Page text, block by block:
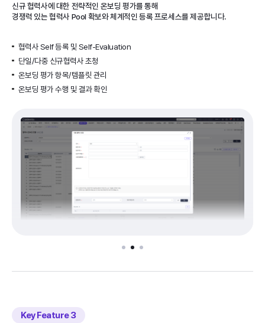
신규 협력사에 대한 전략적인 온보딩 평가를 통해
경쟁력 있는 협력사 Pool 확보와 체계적인 등록 프로세스를 제공합니다.
협력사 Self 등록 및 Self-Evaluation
단일/다중 신규협력사 초청
온보딩 평가 항목/템플릿 관리
온보딩 평가 수행 및 결과 확인
Key Feature